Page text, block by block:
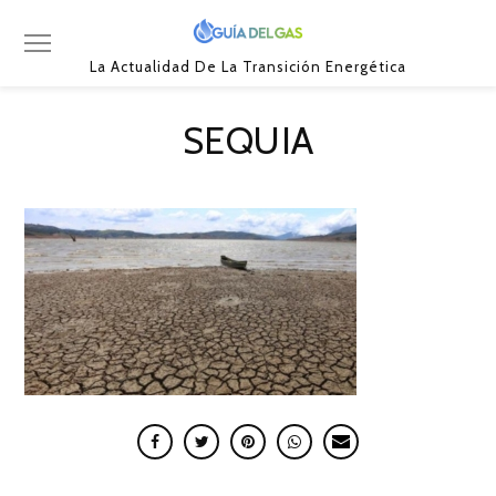
La Actualidad De La Transición Energética
SEQUIA